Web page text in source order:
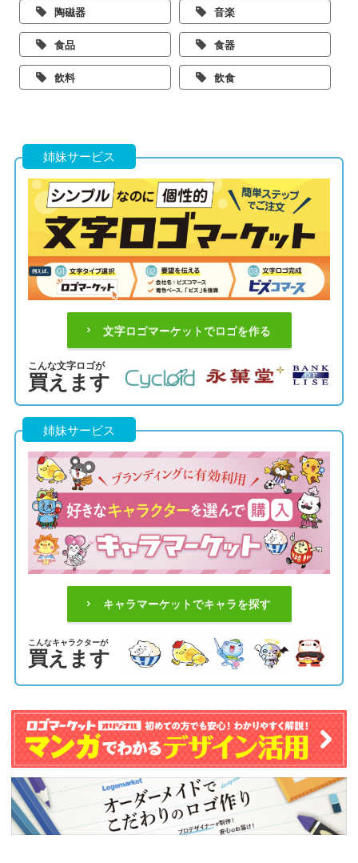
陶磁器 音楽
食品 食器
飲料 飲食
姉妹サービス
文字ロゴマーケットでロゴを作る
こんな文字ロゴが
買えます
姉妹サービス
キャラマーケットでキャラを探す
こんなキャラクターが
買えます